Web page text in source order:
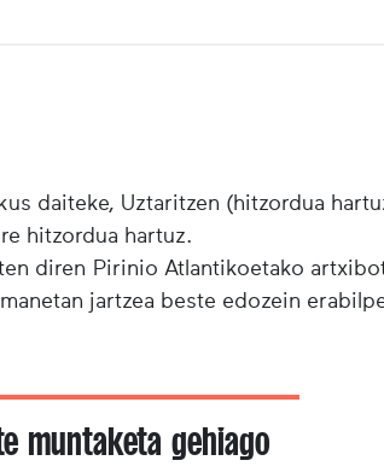
daiteke, Uztaritzen (hitzordua
hitzordua hartuz.
diren Pirinio Atlantikoetako
jartzea beste edozein
muntaketa gehiago